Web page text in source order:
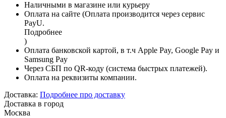
Наличными в магазине или курьеру
Оплата на сайте (Оплата производится через сервис
PayU.
Подробнее
)
Оплата банковской картой, в т.ч Apple Pay, Google Pay и
Samsung Pay
Через СБП по QR-коду (система быстрых платежей).
Оплата на реквизиты компании.
Доставка: Подробнее про доставку
Доставка в город
Москва